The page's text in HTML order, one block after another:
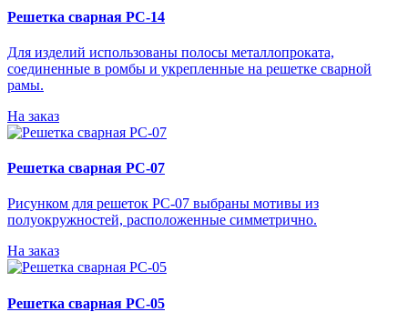
Решетка сварная РС-14
Для изделий использованы полосы металлопроката,
соединенные в ромбы и укрепленные на решетке сварной
рамы.
На заказ
Решетка сварная РС-07
Рисунком для решеток РС-07 выбраны мотивы из
полуокружностей, расположенные симметрично.
На заказ
Решетка сварная РС-05